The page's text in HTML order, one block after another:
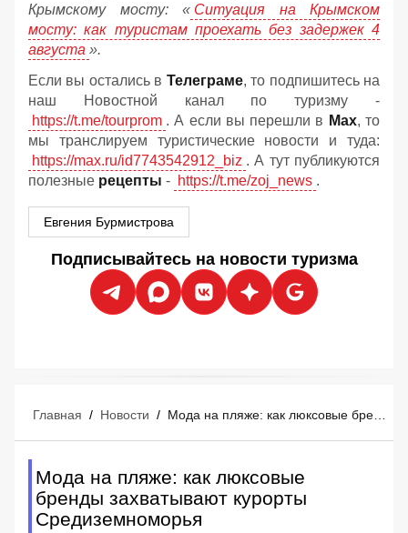
Крымскому мосту: « Ситуация на Крымском
мосту: как туристам проехать без задержек 4
августа ».
Если вы остались в Телеграме, то подпишитесь на
наш Новостной канал по туризму -
https://t.me/tourprom . А если вы перешли в Мах, то
мы транслируем туристические новости и туда:
https://max.ru/id7743542912_biz . А тут публикуются
полезные рецепты - https://t.me/zoj_news .
Евгения Бурмистрова
Подписывайтесь на новости туризма
Главная / Новости / Мода на пляже: как люксовые бренды захватывают курорты Средиземноморья
Мода на пляже: как люксовые
бренды захватывают курорты
Средиземноморья